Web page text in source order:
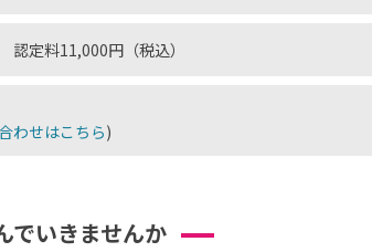
認定料11,000円（税込）
わせはこちら)
でいきませんか